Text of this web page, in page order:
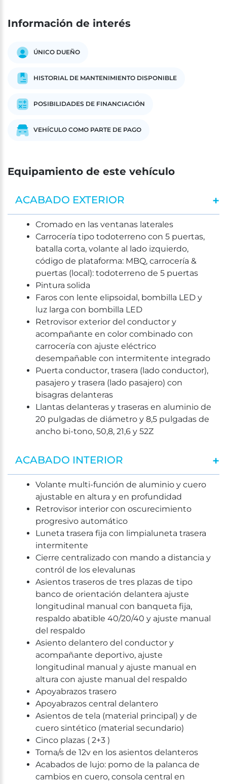
Información de interés
ÚNICO DUEÑO
HISTORIAL DE MANTENIMIENTO DISPONIBLE
POSIBILIDADES DE FINANCIACIÓN
VEHÍCULO COMO PARTE DE PAGO
Equipamiento de este vehículo
ACABADO EXTERIOR
Cromado en las ventanas laterales
Carrocería tipo todoterreno con 5 puertas,
batalla corta, volante al lado izquierdo,
código de plataforma: MBQ, carrocería &
puertas (local): todoterreno de 5 puertas
Pintura solida
Faros con lente elipsoidal, bombilla LED y
luz larga con bombilla LED
Retrovisor exterior del conductor y
acompañante en color combinado con
carrocería con ajuste eléctrico
desempañable con intermitente integrado
Puerta conductor, trasera (lado conductor),
pasajero y trasera (lado pasajero) con
bisagras delanteras
Llantas delanteras y traseras en aluminio de
20 pulgadas de diámetro y 8,5 pulgadas de
ancho bi-tono, 50,8, 21,6 y 52Z
ACABADO INTERIOR
Volante multi-función de aluminio y cuero
ajustable en altura y en profundidad
Retrovisor interior con oscurecimiento
progresivo automático
Luneta trasera fija con limpialuneta trasera
intermitente
Cierre centralizado con mando a distancia y
contról de los elevalunas
Asientos traseros de tres plazas de tipo
banco de orientación delantera ajuste
longitudinal manual con banqueta fija,
respaldo abatible 40/20/40 y ajuste manual
del respaldo
Asiento delantero del conductor y
acompañante deportivo, ajuste
longitudinal manual y ajuste manual en
altura con ajuste manual del respaldo
Apoyabrazos trasero
Apoyabrazos central delantero
Asientos de tela (material principal) y de
cuero sintético (material secundario)
Cinco plazas ( 2+3 )
Toma/s de 12v en los asientos delanteros
Acabados de lujo: pomo de la palanca de
cambios en cuero, consola central en